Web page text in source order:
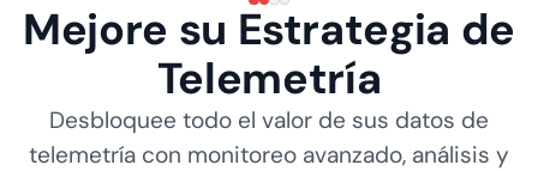
Mejore su Estrategia de
Telemetría
Desbloquee todo el valor de sus datos de
telemetría con monitoreo avanzado, análisis y